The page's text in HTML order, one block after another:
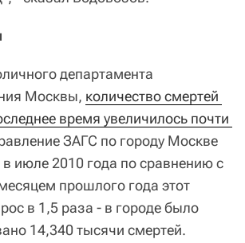
департамента
Москвы, количество смертей
время увеличилось почти
ЗАГС по городу Москве
июле 2010 года по сравнению с
прошлого года этот
в 1,5 раза - в городе было
14,340 тысячи смертей.